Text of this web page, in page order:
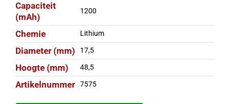
Capaciteit
(mAh)
1200
Chemie Lithium
Diameter (mm) 17,5
Hoogte (mm) 48,5
Artikelnummer 7575